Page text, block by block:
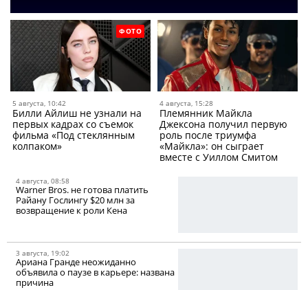
ФОТО
5 августа, 10:42
Билли Айлиш не узнали на
первых кадрах со съемок
фильма «Под стеклянным
колпаком»
4 августа, 15:28
Племянник Майкла
Джексона получил первую
роль после триумфа
«Майкла»: он сыграет
вместе с Уиллом Смитом
4 августа, 08:58
Warner Bros. не готова платить
Райану Гослингу $20 млн за
возвращение к роли Кена
3 августа, 19:02
Ариана Гранде неожиданно
объявила о паузе в карьере: названа
причина